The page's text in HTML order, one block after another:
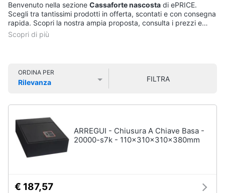
Tv
e
Home
Cinema
home
e
musica
Benvenuto nella sezione Cassaforte nascosta di ePRICE.
Scegli tra tantissimi prodotti in offerta, scontati e con consegna
rapida. Scopri la nostra ampia proposta, consulta i prezzi e
acquista comodamente online.
ORDINA PER
Rilevanza
FILTRA
ARREGUI - Chiusura A Chiave Basa -
20000-s7k - 110x310x310x380mm
€ 187,57